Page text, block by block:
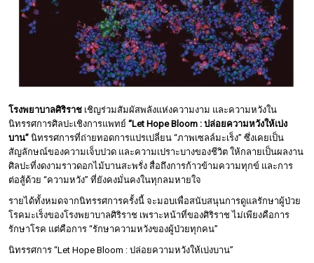
โรงพยาบาลศิริราช เชิญร่วมสัมผัสพลังแห่งความงาม และความหวังใน
นิทรรศการศิลปะเชิงการแพทย์ “Let Hope Bloom : ปล่อยความหวังให้เบ่ง
บาน” นิทรรศการที่ถ่ายทอดการแปรเปลี่ยน “ภาพเซลล์มะเร็ง” ซึ่งเคยเป็น
สัญลักษณ์ของความเจ็บปวด และความเปราะบางของชีวิต ให้กลายเป็นผลงาน
ศิลปะที่งดงามราวดอกไม้บานสะพรั่ง สื่อถึงการก้าวข้ามความทุกข์ และการ
ต่อสู้ด้วย “ความหวัง” ที่ยังคงมั่นคงในทุกลมหายใจ
รายได้ทั้งหมดจากนิทรรศการครั้งนี้ จะมอบเพื่อสนับสนุนการดูแลรักษาผู้ป่วย
โรคมะเร็งของโรงพยาบาลศิริราช เพราะหน้าที่ของศิริราช ไม่เพียงคือการ
รักษาโรค แต่คือการ “รักษาความหวังของผู้ป่วยทุกคน”
นิทรรศการ “Let Hope Bloom : ปล่อยความหวังให้เบ่งบาน”